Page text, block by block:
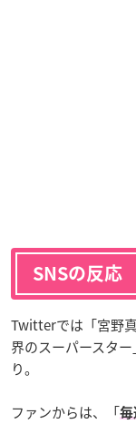
SNSの反応
Twitterでは「宮野
界のスーパースタ
り。
ファンからは、「毎